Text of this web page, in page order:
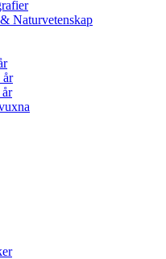
Naturvetenskap
år